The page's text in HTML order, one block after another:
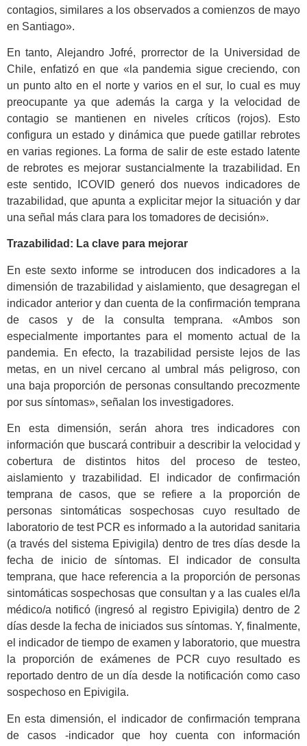
contagios, similares a los observados a comienzos de mayo
en Santiago».
En tanto, Alejandro Jofré, prorrector de la Universidad de
Chile, enfatizó en que «la pandemia sigue creciendo, con
un punto alto en el norte y varios en el sur, lo cual es muy
preocupante ya que además la carga y la velocidad de
contagio se mantienen en niveles críticos (rojos). Esto
configura un estado y dinámica que puede gatillar rebrotes
en varias regiones. La forma de salir de este estado latente
de rebrotes es mejorar sustancialmente la trazabilidad. En
este sentido, ICOVID generó dos nuevos indicadores de
trazabilidad, que apunta a explicitar mejor la situación y dar
una señal más clara para los tomadores de decisión».
Trazabilidad: La clave para mejorar
En este sexto informe se introducen dos indicadores a la
dimensión de trazabilidad y aislamiento, que desagregan el
indicador anterior y dan cuenta de la confirmación temprana
de casos y de la consulta temprana. «Ambos son
especialmente importantes para el momento actual de la
pandemia. En efecto, la trazabilidad persiste lejos de las
metas, en un nivel cercano al umbral más peligroso, con
una baja proporción de personas consultando precozmente
por sus síntomas», señalan los investigadores.
En esta dimensión, serán ahora tres indicadores con
información que buscará contribuir a describir la velocidad y
cobertura de distintos hitos del proceso de testeo,
aislamiento y trazabilidad. El indicador de confirmación
temprana de casos, que se refiere a la proporción de
personas sintomáticas sospechosas cuyo resultado de
laboratorio de test PCR es informado a la autoridad sanitaria
(a través del sistema Epivigila) dentro de tres días desde la
fecha de inicio de síntomas. El indicador de consulta
temprana, que hace referencia a la proporción de personas
sintomáticas sospechosas que consultan y a las cuales el/la
médico/a notificó (ingresó al registro Epivigila) dentro de 2
días desde la fecha de iniciados sus síntomas. Y, finalmente,
el indicador de tiempo de examen y laboratorio, que muestra
la proporción de exámenes de PCR cuyo resultado es
reportado dentro de un día desde la notificación como caso
sospechoso en Epivigila.
En esta dimensión, el indicador de confirmación temprana
de casos -indicador que hoy cuenta con información